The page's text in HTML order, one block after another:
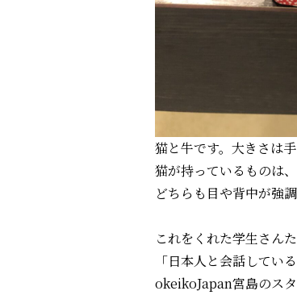
猫と牛です。大きさは
猫が持っているものは
どちらも目や背中が強
これをくれた学生さん
「日本人と会話してい
okeikoJapan宮島のスタ